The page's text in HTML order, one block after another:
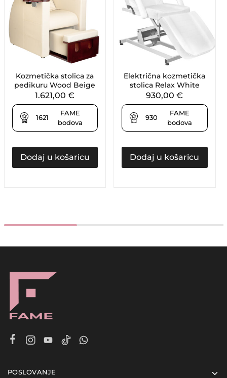
Kozmetička stolica za
pedikuru Wood Beige
1.621,00€
1621
FAME
bodova
Dodaj u košaricu
Električna kozmetička
stolica Relax White
930,00€
930
FAME
bodova
Dodaj u košaricu
POSLOVANJE